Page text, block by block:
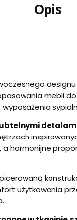
Opis
mebli
użytkowania